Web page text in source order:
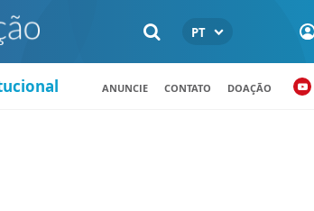
PT
ANUNCIE CONTATO DOAÇÃO